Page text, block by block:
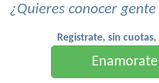
¿Quieres conocer
Registrate, sin
Enamorate